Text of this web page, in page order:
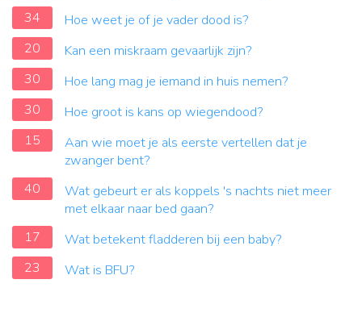
34
Hoe weet je of je vader dood is?
20
Kan een miskraam gevaarlijk zijn?
30
Hoe lang mag je iemand in huis nemen?
30
Hoe groot is kans op wiegendood?
15
Aan wie moet je als eerste vertellen dat je
zwanger bent?
40
Wat gebeurt er als koppels 's nachts niet meer
met elkaar naar bed gaan?
17
Wat betekent fladderen bij een baby?
23
Wat is BFU?